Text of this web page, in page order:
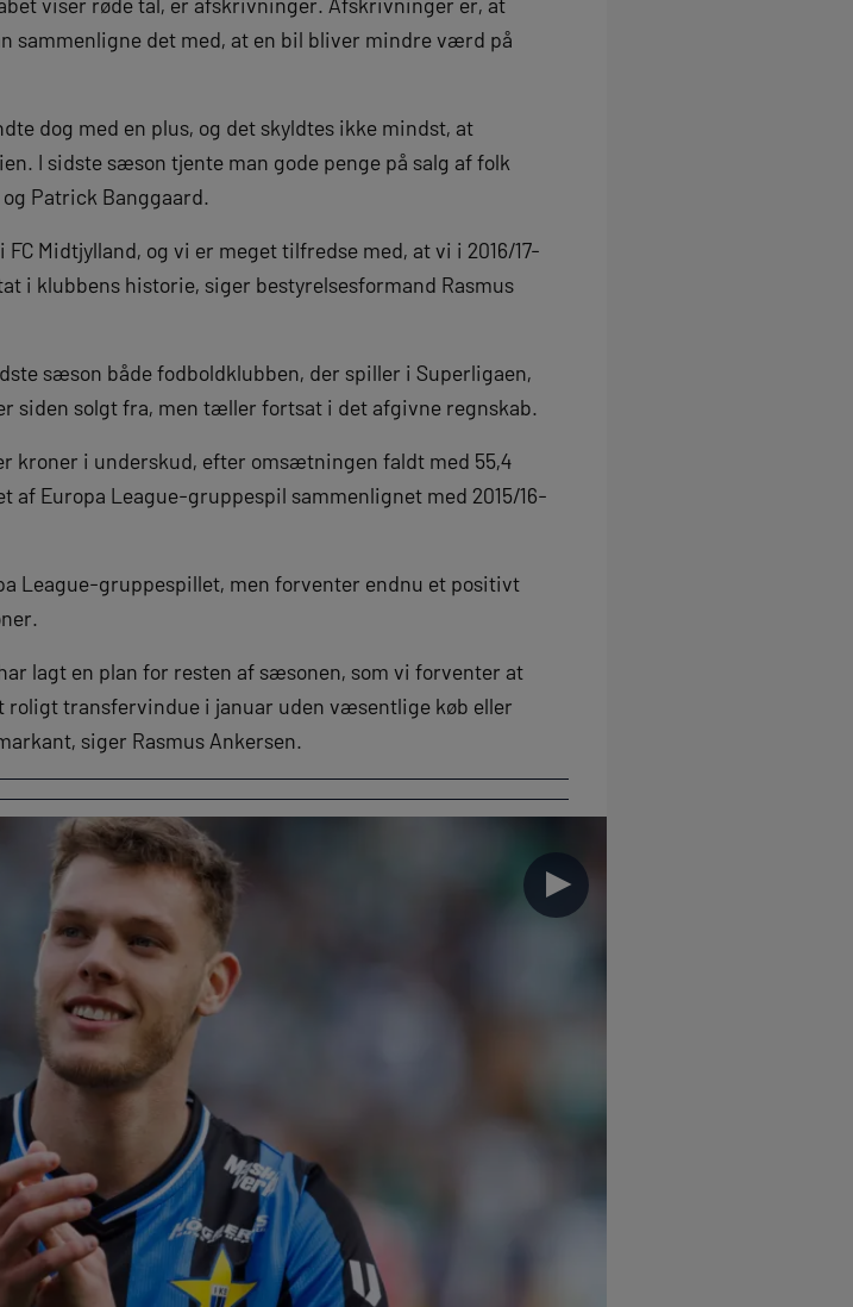
sammenligne det med, at en bil bliver mindre værd på
dog med en plus, og det skyldtes ikke mindst, at
I sidste sæson tjente man gode penge på salg af folk
Patrick Banggaard.
Midtjylland, og vi er meget tilfredse med, at vi i 2016/17-
i klubbens historie, siger bestyrelsesformand Rasmus
sæson både fodboldklubben, der spiller i Superligaen,
siden solgt fra, men tæller fortsat i det afgivne regnskab.
kroner i underskud, efter omsætningen faldt med 55,4
Europa League-gruppespil sammenlignet med 2015/16-
League-gruppespillet, men forventer endnu et positivt
lagt en plan for resten af sæsonen, som vi forventer at
transfervindue i januar uden væsentlige køb eller
siger Rasmus Ankersen.
►